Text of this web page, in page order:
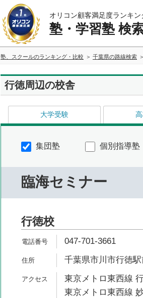
オリコン顧客満足度ランキン
塾・学習塾 検
塾、スクールのランキング・比較 千葉県の路線検索
行徳周辺の校舎
大学受験
集団塾 個別指導塾
臨海セミナー
行徳校
047-701-3661
千葉県市川市行徳
東京メトロ東西線
東京メトロ東西線